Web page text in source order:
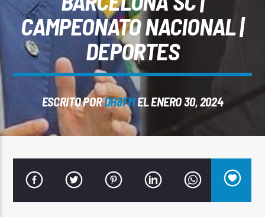
Señal FM
CAMPEONATO NACIONAL |
DEPORTES
ESCRITO PORDH8FMEL ENERO 30, 2024